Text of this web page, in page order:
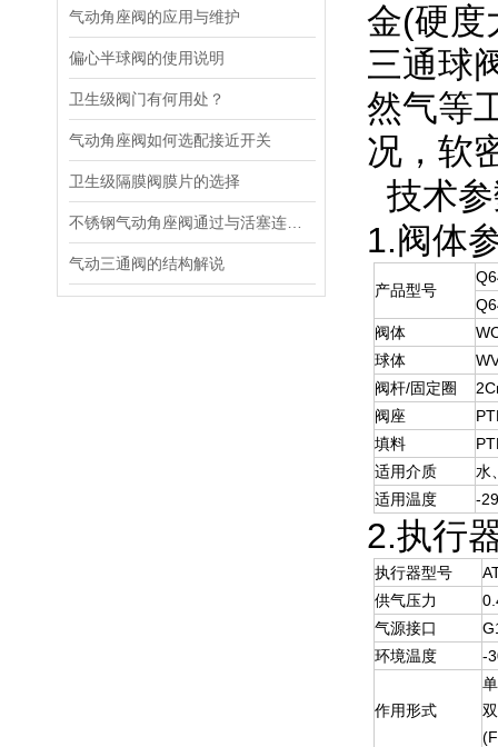
气动角座阀的应用与维护
偏心半球阀的使用说明
卫生级阀门有何用处？
气动角座阀如何选配接近开关
卫生级隔膜阀膜片的选择
气动三通阀的结构解说
金(硬度
三通球
然气等
况，软
技术
1.阀体
产品型号
阀体
球体
阀杆/固定圈
阀座
填料
适用介质
水
适用温度
-
2.执行
执行器型号
供气压力
气源接口
环境温度
-
作用形式